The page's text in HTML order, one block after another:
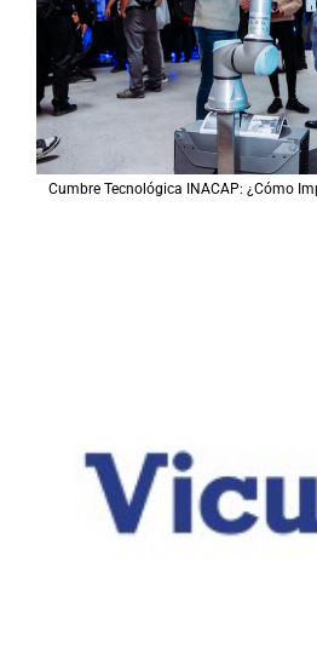
Cumbre Tecnológica INACAP: ¿Cómo